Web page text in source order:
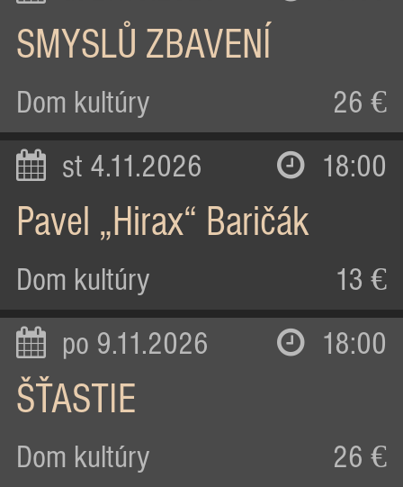
SMYSLŮ ZBAVENÍ
Dom kultúry 26 €
st 4.11.2026 18:00
Pavel „Hirax“ Baričák
Dom kultúry 13 €
po 9.11.2026 18:00
ŠŤASTIE
Dom kultúry 26 €